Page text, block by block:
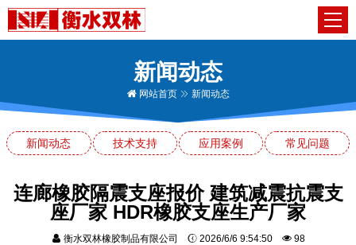
新闻动态
网站首页 新闻动态
新闻动态 技术支持 应用案例 常见问题
连廊橡胶隔震支座报价 建筑减震抗震支
座厂家 HDR橡胶支座生产厂家
衡水双林橡胶制品有限公司 2026/6/6 9:54:50 98